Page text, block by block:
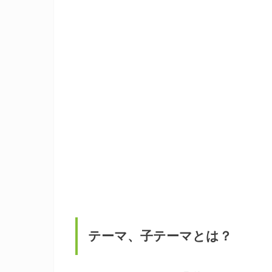
テーマ、子テーマとは？